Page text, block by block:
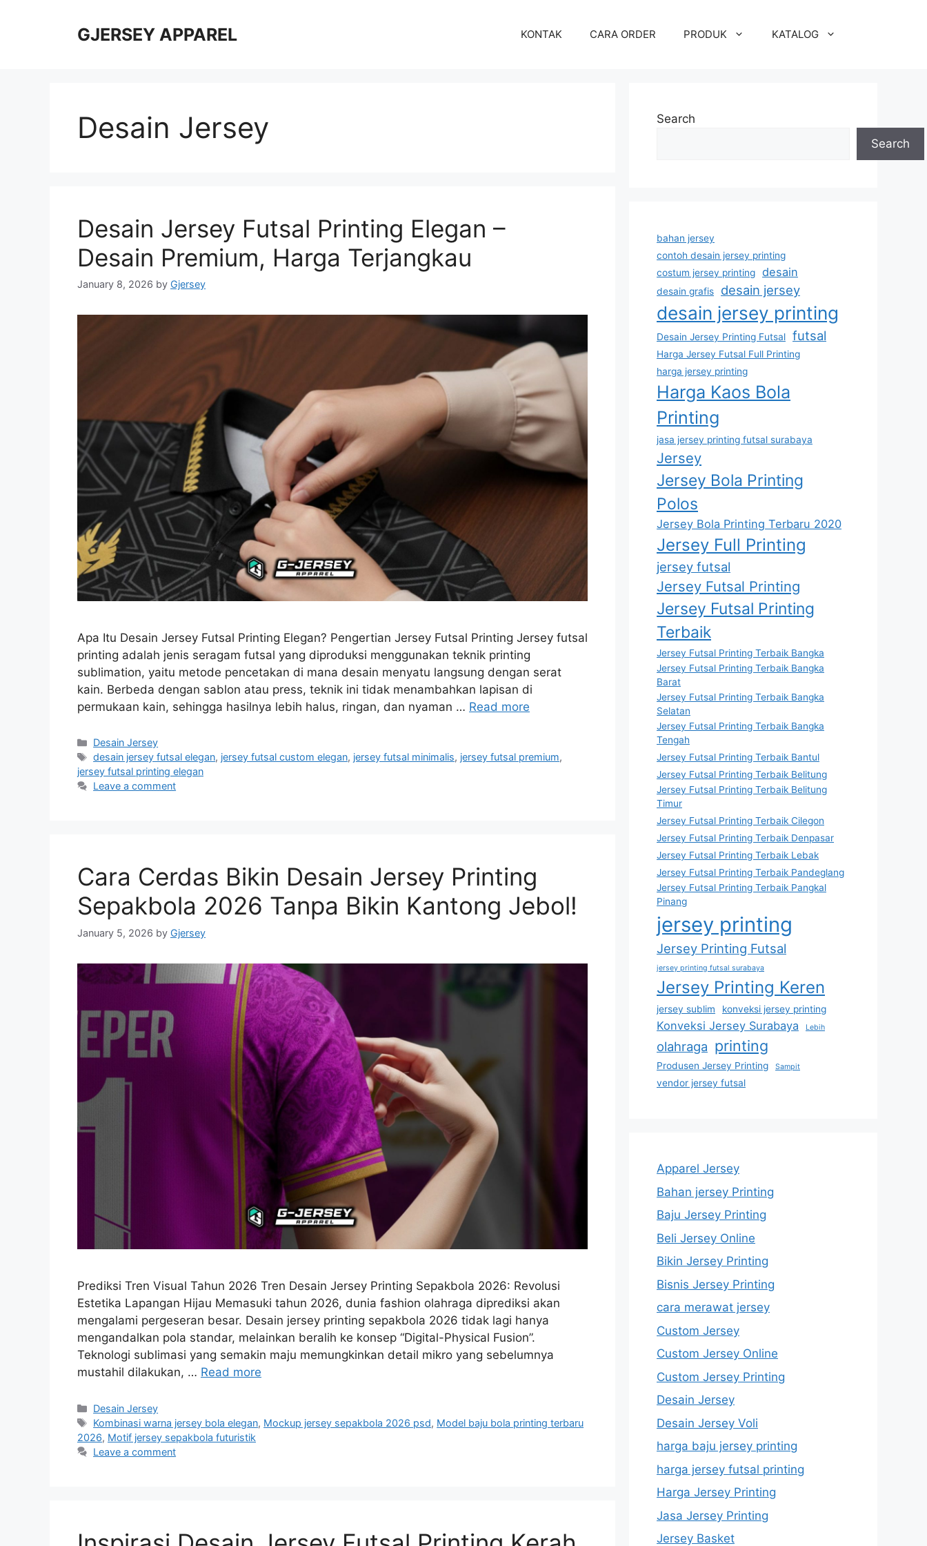
GJERSEY APPAREL KONTAK CARA ORDER PRODUK KATALOG
Desain Jersey
Desain Jersey Futsal Printing Elegan –
Desain Premium, Harga Terjangkau
January 8, 2026 by Gjersey
Apa Itu Desain Jersey Futsal Printing Elegan? Pengertian Jersey Futsal Printing Jersey futsal
printing adalah jenis seragam futsal yang diproduksi menggunakan teknik printing
sublimation, yaitu metode pencetakan di mana desain menyatu langsung dengan serat
kain. Berbeda dengan sablon atau press, teknik ini tidak menambahkan lapisan di
permukaan kain, sehingga hasilnya lebih halus, ringan, dan nyaman … Read more
Categories
Desain Jersey
Tags
desain jersey futsal elegan, jersey futsal custom elegan, jersey futsal minimalis, jersey futsal premium,
jersey futsal printing elegan
Leave a comment
Cara Cerdas Bikin Desain Jersey Printing
Sepakbola 2026 Tanpa Bikin Kantong Jebol!
January 5, 2026 by Gjersey
Prediksi Tren Visual Tahun 2026 Tren Desain Jersey Printing Sepakbola 2026: Revolusi
Estetika Lapangan Hijau Memasuki tahun 2026, dunia fashion olahraga diprediksi akan
mengalami pergeseran besar. Desain jersey printing sepakbola 2026 tidak lagi hanya
mengandalkan pola standar, melainkan beralih ke konsep “Digital-Physical Fusion”.
Teknologi sublimasi yang semakin maju memungkinkan detail mikro yang sebelumnya
mustahil dilakukan, … Read more
Categories
Desain Jersey
Tags
Kombinasi warna jersey bola elegan, Mockup jersey sepakbola 2026 psd, Model baju bola printing terbaru
2026, Motif jersey sepakbola futuristik
Leave a comment
Search
Search
bahan jersey
contoh desain jersey printing
costum jersey printing
desain
desain grafis desain jersey
desain jersey printing
Desain Jersey Printing Futsal futsal
Harga Jersey Futsal Full Printing
harga jersey printing
Harga Kaos Bola
Printing
jasa jersey printing futsal surabaya
Jersey
Jersey Bola Printing
Polos
Jersey Bola Printing Terbaru 2020
Jersey Full Printing
jersey futsal
Jersey Futsal Printing
Jersey Futsal Printing
Terbaik
Jersey Futsal Printing Terbaik Bangka
Jersey Futsal Printing Terbaik Bangka
Barat
Jersey Futsal Printing Terbaik Bangka
Selatan
Jersey Futsal Printing Terbaik Bangka
Tengah
Jersey Futsal Printing Terbaik Bantul
Jersey Futsal Printing Terbaik Belitung
Jersey Futsal Printing Terbaik Belitung
Timur
Jersey Futsal Printing Terbaik Cilegon
Jersey Futsal Printing Terbaik Denpasar
Jersey Futsal Printing Terbaik Lebak
Jersey Futsal Printing Terbaik Pandeglang
Jersey Futsal Printing Terbaik Pangkal
Pinang
jersey printing
Jersey Printing Futsal
jersey printing futsal surabaya
Jersey Printing Keren
jersey sublim konveksi jersey printing
Konveksi Jersey Surabaya Lebih
olahraga printing
Produsen Jersey Printing Sampit
vendor jersey futsal
Apparel Jersey
Bahan jersey Printing
Baju Jersey Printing
Beli Jersey Online
Bikin Jersey Printing
Bisnis Jersey Printing
cara merawat jersey
Custom Jersey
Custom Jersey Online
Custom Jersey Printing
Desain Jersey
Desain Jersey Voli
harga baju jersey printing
harga jersey futsal printing
Harga Jersey Printing
Jasa Jersey Printing
Jersey Basket